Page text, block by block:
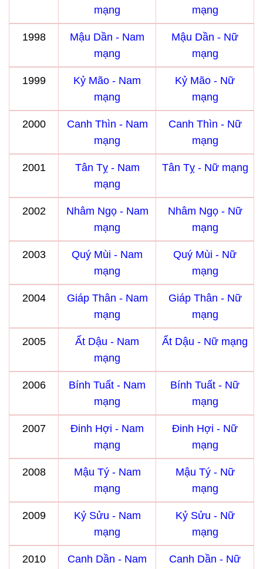
mạng
mạng
1998
Mậu Dần - Nam
mạng
Mậu Dần - Nữ
mạng
1999
Kỷ Mão - Nam
mạng
Kỷ Mão - Nữ
mạng
2000
Canh Thìn - Nam
mạng
Canh Thìn - Nữ
mạng
2001
Tân Tỵ - Nam
mạng
Tân Tỵ - Nữ mạng
2002
Nhâm Ngọ - Nam
mạng
Nhâm Ngọ - Nữ
mạng
2003
Quý Mùi - Nam
mạng
Quý Mùi - Nữ
mạng
2004
Giáp Thân - Nam
mạng
Giáp Thân - Nữ
mạng
2005
Ất Dậu - Nam
mạng
Ất Dậu - Nữ mạng
2006
Bính Tuất - Nam
mạng
Bính Tuất - Nữ
mạng
2007
Đinh Hợi - Nam
mạng
Đinh Hợi - Nữ
mạng
2008
Mậu Tý - Nam
mạng
Mậu Tý - Nữ
mạng
2009
Kỷ Sửu - Nam
mạng
Kỷ Sửu - Nữ
mạng
2010
Canh Dần - Nam
Canh Dần - Nữ